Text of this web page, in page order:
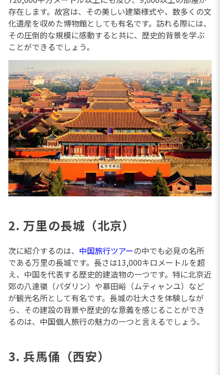
存在します。故宮は、その美しい建築様式や、数多くの文
化遺産を収めた博物館としても有名です。訪れる際には、
その圧倒的な規模に感動すると共に、歴史的背景を学ぶ
ことができるでしょう。
2. 万里の長城（北京）
次に紹介するのは、 中国旅行ツアーの中でも必見の名所
である万里の長城です。長さは13,000キロメートルを超
え、中国を代表する歴史的建造物の一つです。特に北京近
郊の八達嶺（パダリン）や慕田峪（ムティャンユ）など
が観光名所として有名です。長城の壮大さを体験しなが
ら、その建設の背景や歴史的な意義を感じることができ
るのは、 中国個人旅行の魅力の一つと言えるでしょう。
3. 兵馬俑（西安）